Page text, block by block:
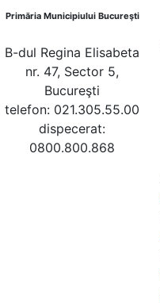
Primăria Municipiului Bucureşti
B-dul Regina Elisabeta
nr. 47, Sector 5,
Bucureşti
telefon: 021.305.55.00
dispecerat:
0800.800.868